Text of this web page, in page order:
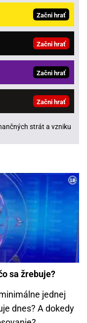
Začni hrať
Začni hrať
Začni hrať
Začni hrať
strát a vzniku
sa žrebuje?
jednej
dnes? A dokedy